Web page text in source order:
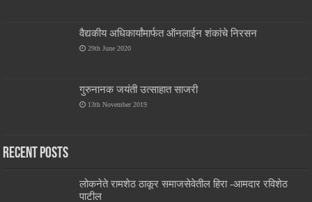
वैद्यकीय अधिकार्यांमार्फत ऑनलाईन शंकांचे निरसन
29th June 2020
गुरुनानक जयंती उत्साहात साजरी
13th November 2019
Recent Posts
लोकनेते रामशेठ ठाकूर समाजसेवेतील हिरा -आमदार रविशेठ
पाटील